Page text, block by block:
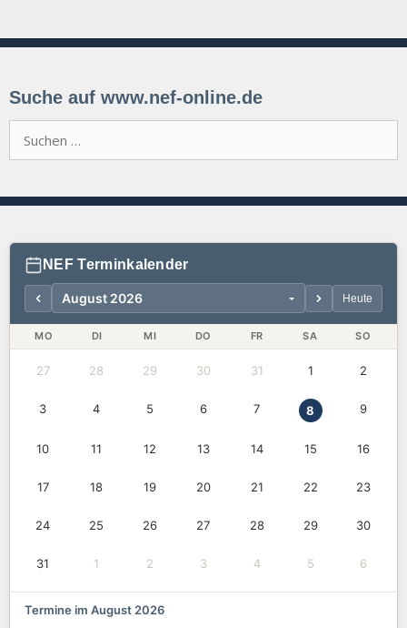
Suche auf www.nef-online.de
nach:
NEF Terminkalender
Heute
MO DI MI DO FR SA SO
27 28 29 30 31 1 2
3 4 5 6 7 8 9
10 11 12 13 14 15 16
17 18 19 20 21 22 23
24 25 26 27 28 29 30
31 1 2 3 4 5 6
Termine im August 2026